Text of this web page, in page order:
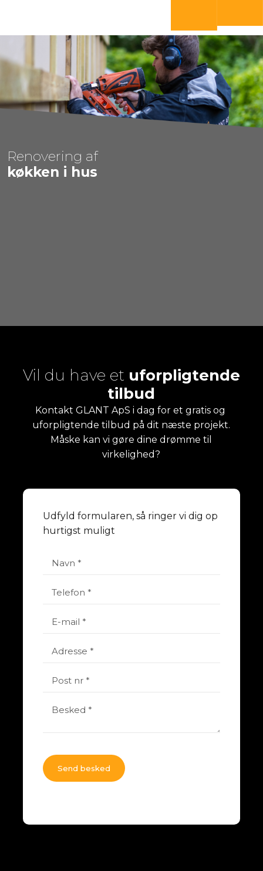
​Renovering af
​køkken i hus
Vil du have et uforpligtende
tilbud
​Kontakt GLANT ApS i dag for et gratis og ​
uforpligtende tilbud på dit næste projekt.
Måske kan vi gøre dine drømme til
virkelighed?
Udfyld formularen, så ringer vi dig op
hurtigst muligt